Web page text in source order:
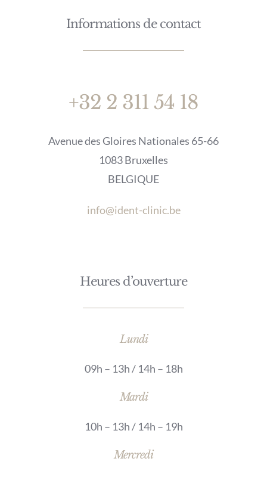
Informations de contact
+32 2 311 54 18
Avenue des Gloires Nationales 65-66
1083 Bruxelles
BELGIQUE
info@ident-clinic.be
Heures d’ouverture
Lundi
09h – 13h / 14h – 18h
Mardi
10h – 13h / 14h – 19h
Mercredi